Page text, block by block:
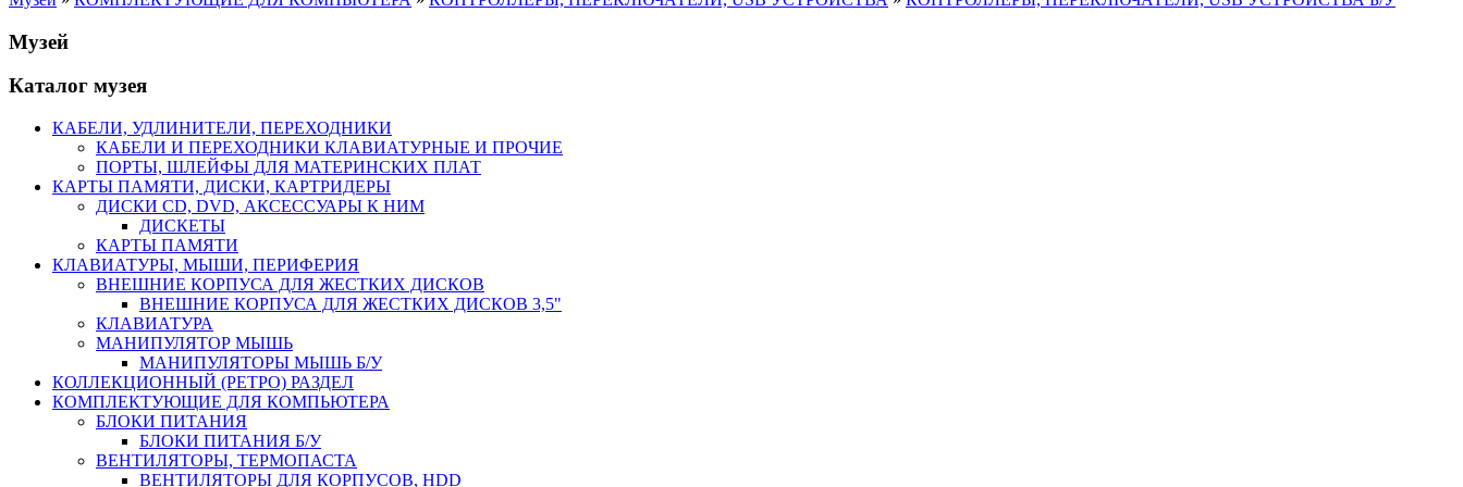
Музей
Каталог музея
КАБЕЛИ, УДЛИНИТЕЛИ, ПЕРЕХОДНИКИ
КАБЕЛИ И ПЕРЕХОДНИКИ КЛАВИАТУРНЫЕ И ПРОЧИЕ
ПОРТЫ, ШЛЕЙФЫ ДЛЯ МАТЕРИНСКИХ ПЛАТ
КАРТЫ ПАМЯТИ, ДИСКИ, КАРТРИДЕРЫ
ДИСКИ CD, DVD, АКСЕССУАРЫ К НИМ
ДИСКЕТЫ
КАРТЫ ПАМЯТИ
КЛАВИАТУРЫ, МЫШИ, ПЕРИФЕРИЯ
ВНЕШНИЕ КОРПУСА ДЛЯ ЖЕСТКИХ ДИСКОВ
ВНЕШНИЕ КОРПУСА ДЛЯ ЖЕСТКИХ ДИСКОВ 3,5"
КЛАВИАТУРА
МАНИПУЛЯТОР МЫШЬ
МАНИПУЛЯТОРЫ МЫШЬ Б/У
КОЛЛЕКЦИОННЫЙ (РЕТРО) РАЗДЕЛ
КОМПЛЕКТУЮЩИЕ ДЛЯ КОМПЬЮТЕРА
БЛОКИ ПИТАНИЯ
БЛОКИ ПИТАНИЯ Б/У
ВЕНТИЛЯТОРЫ, ТЕРМОПАСТА
ВЕНТИЛЯТОРЫ ДЛЯ КОРПУСОВ, HDD